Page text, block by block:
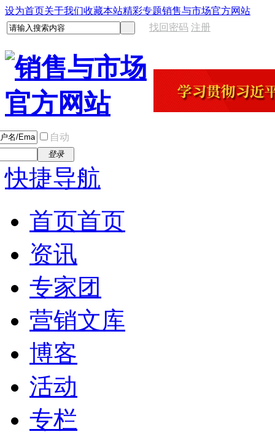
设为首页关于我们收藏本站精彩专题销售与市场官方网站
找回密码 注册
自动
登录
快捷导航
首页首页
资讯
专家团
营销文库
博客
活动
专栏